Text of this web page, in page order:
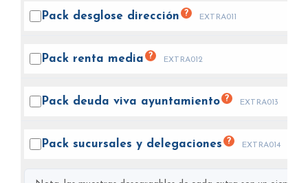
Pack desglose dirección ? EXTRA011
Pack renta media ? EXTRA012
Pack deuda viva ayuntamiento ? EXTRA013
Pack sucursales y delegaciones ? EXTRA014